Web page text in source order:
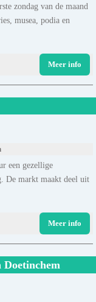
zondag van de maand
musea, podia en
Meer info
een gezellige
De markt maakt deel uit
Meer info
Doetinchem